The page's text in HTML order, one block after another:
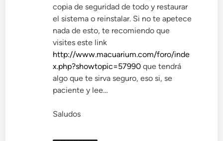
copia de seguridad de todo y restaurar
el sistema o reinstalar. Si no te apetece
nada de esto, te recomiendo que
visites este link
http://www.macuarium.com/foro/inde
x.php?showtopic=57990 que tendrá
algo que te sirva seguro, eso si, se
paciente y lee…
Saludos